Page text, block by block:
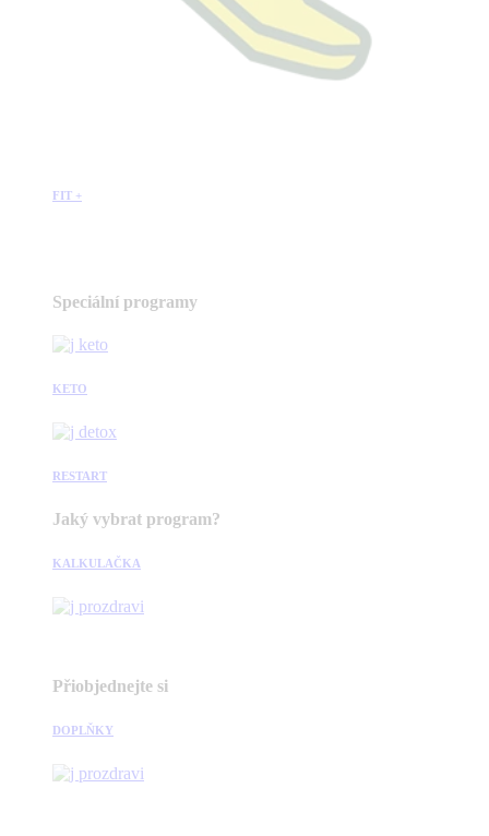
FIT +
Speciální programy
KETO
RESTART
Jaký vybrat program?
KALKULAČKA
Přiobjednejte si
DOPLŇKY